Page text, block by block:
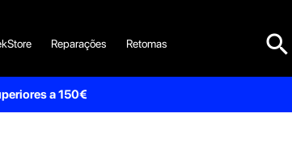
Reparações Retomas 
a 150€